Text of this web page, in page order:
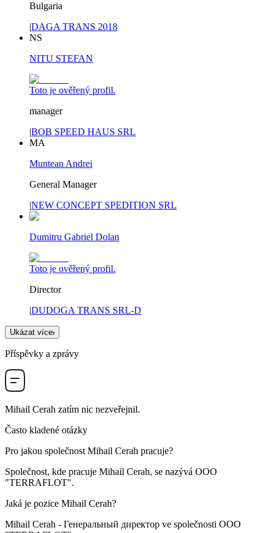
Bulgaria
|DAGA TRANS 2018
NS
NITU STEFAN
Toto je ověřený profil.
manager
|BOB SPEED HAUS SRL
MA
Muntean Andrei
General Manager
|NEW CONCEPT SPEDITION SRL
Dumitru Gabriel Dolan
Toto je ověřený profil.
Director
|DUDOGA TRANS SRL-D
Ukázat více
Příspěvky a zprávy
Mihail Cerah zatím nic nezveřejnil.
Často kladené otázky
Pro jakou společnost Mihail Cerah pracuje?
Společnost, kde pracuje Mihail Cerah, se nazývá OOO
"TERRAFLOT".
Jaká je pozice Mihail Cerah?
Mihail Cerah - Генеральный директор ve společnosti OOO